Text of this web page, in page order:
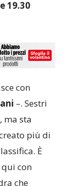
19.30
con
–. Sestri
ma sta
più di
È
con
che